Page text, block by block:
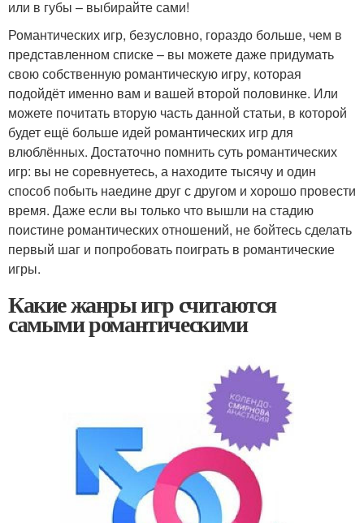
или в губы – выбирайте сами!
Романтических игр, безусловно, гораздо больше, чем в
представленном списке – вы можете даже придумать
свою собственную романтическую игру, которая
подойдёт именно вам и вашей второй половинке. Или
можете почитать вторую часть данной статьи, в которой
будет ещё больше идей романтических игр для
влюблённых. Достаточно помнить суть романтических
игр: вы не соревнуетесь, а находите тысячу и один
способ побыть наедине друг с другом и хорошо провести
время. Даже если вы только что вышли на стадию
поистине романтических отношений, не бойтесь сделать
первый шаг и попробовать поиграть в романтические
игры.
Какие жанры игр считаются
самыми романтическими